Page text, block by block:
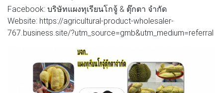
Facebook: บริษัทแผงทุเรียนโกจู้ & ตุ๊กตา จำกัด
Website: https://agricultural-product-wholesaler-
767.business.site/?utm_source=gmb&utm_medium=referral